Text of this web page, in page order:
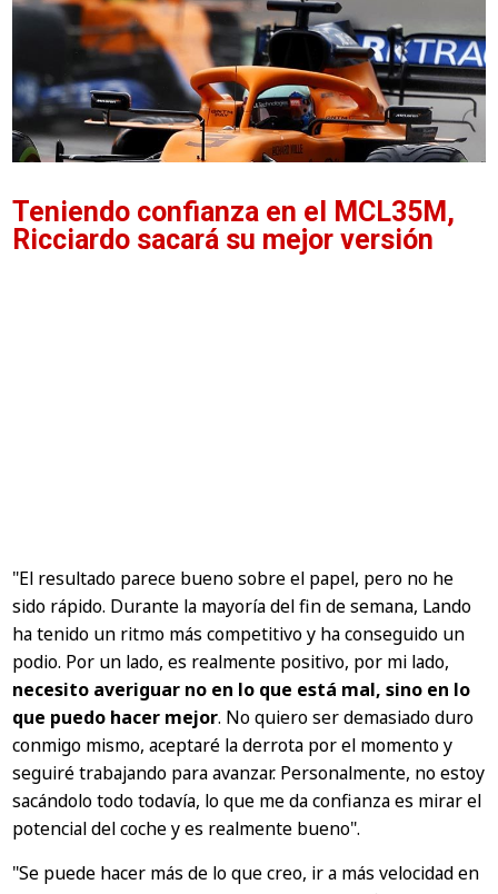
Teniendo confianza en el MCL35M,
Ricciardo sacará su mejor versión
"El resultado parece bueno sobre el papel, pero no he
sido rápido. Durante la mayoría del fin de semana, Lando
ha tenido un ritmo más competitivo y ha conseguido un
podio. Por un lado, es realmente positivo, por mi lado,
necesito averiguar no en lo que está mal, sino en lo
que puedo hacer mejor. No quiero ser demasiado duro
conmigo mismo, aceptaré la derrota por el momento y
seguiré trabajando para avanzar. Personalmente, no estoy
sacándolo todo todavía, lo que me da confianza es mirar el
potencial del coche y es realmente bueno".
"Se puede hacer más de lo que creo, ir a más velocidad en